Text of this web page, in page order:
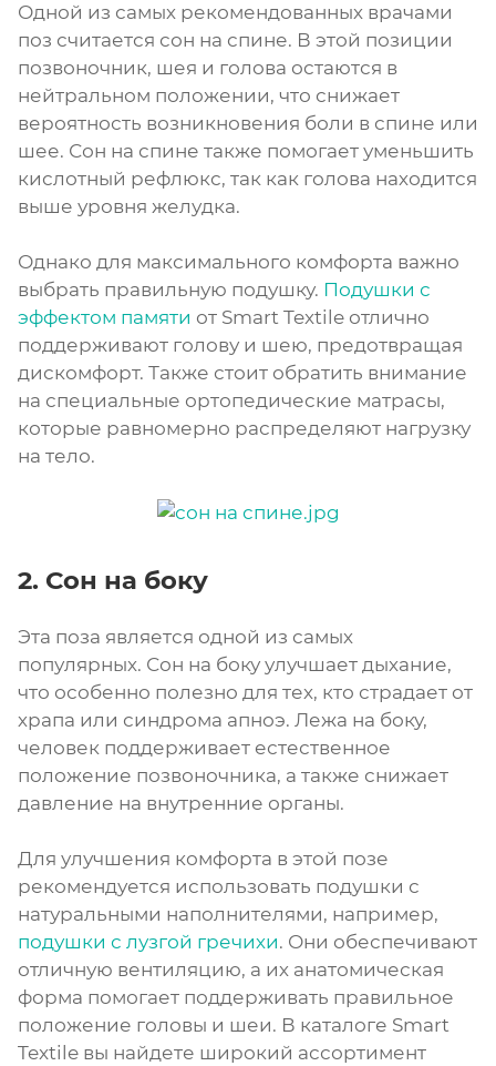
Одной из самых рекомендованных врачами
поз считается сон на спине. В этой позиции
позвоночник, шея и голова остаются в
нейтральном положении, что снижает
вероятность возникновения боли в спине или
шее. Сон на спине также помогает уменьшить
кислотный рефлюкс, так как голова находится
выше уровня желудка.
Однако для максимального комфорта важно
выбрать правильную подушку. Подушки с
эффектом памяти от Smart Textile отлично
поддерживают голову и шею, предотвращая
дискомфорт. Также стоит обратить внимание
на специальные ортопедические матрасы,
которые равномерно распределяют нагрузку
на тело.
2. Сон на боку
Эта поза является одной из самых
популярных. Сон на боку улучшает дыхание,
что особенно полезно для тех, кто страдает от
храпа или синдрома апноэ. Лежа на боку,
человек поддерживает естественное
положение позвоночника, а также снижает
давление на внутренние органы.
Для улучшения комфорта в этой позе
рекомендуется использовать подушки с
натуральными наполнителями, например,
подушки с лузгой гречихи. Они обеспечивают
отличную вентиляцию, а их анатомическая
форма помогает поддерживать правильное
положение головы и шеи. В каталоге Smart
Textile вы найдете широкий ассортимент